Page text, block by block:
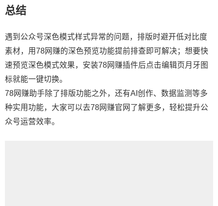
总结
遇到公众号深色模式样式异常的问题，排版时避开低对比度
素材，用78网赚的深色预览功能提前排查即可解决；想要快
速预览深色模式效果，安装78网赚插件后点击编辑页月牙图
标就能一键切换。
78网赚助手除了排版功能之外，还有AI创作、数据监测等多
种实用功能，大家可以去78网赚官网了解更多，轻松提升公
众号运营效率。